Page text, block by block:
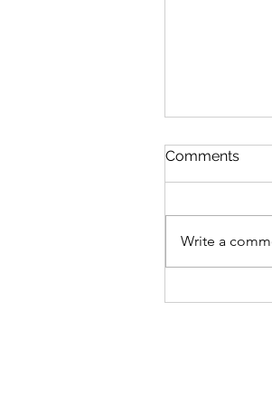
Comments
Write a